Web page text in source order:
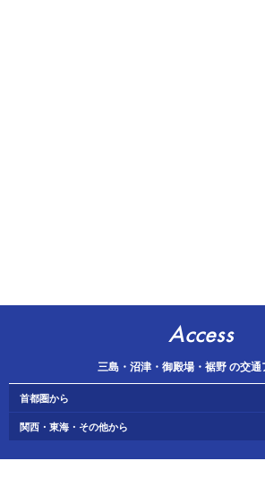
Access
三島・沼津・御殿場・裾野 の交通
首都圏から
関西・東海・その他から